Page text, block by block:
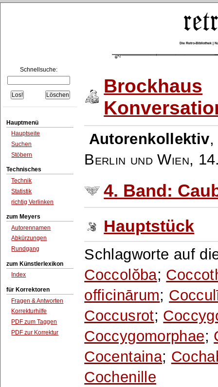
Die Retro-Bibliothek |
Schnellsuche:
Hauptmenü
Hauptseite
Suchen
Stöbern
Technisches
Technik
Statistik
richtig Verlinken
zum Meyers
Autorennamen
Abkürzungen
Rundgang
zum Künstlerlexikon
Index
für Korrektoren
Fragen & Antworten
Korrekturhilfe
PDF zum Taggen
PDF zur Korrektur
Brockhaus
Autorenkollektiv
Berlin und Wien,
4. Band:
Hauptstück
Schlagworte auf
Coccolŏba;
officinārum;
Coccusrot;
Coccygomorphae;
Cocentaina;
Cochenille